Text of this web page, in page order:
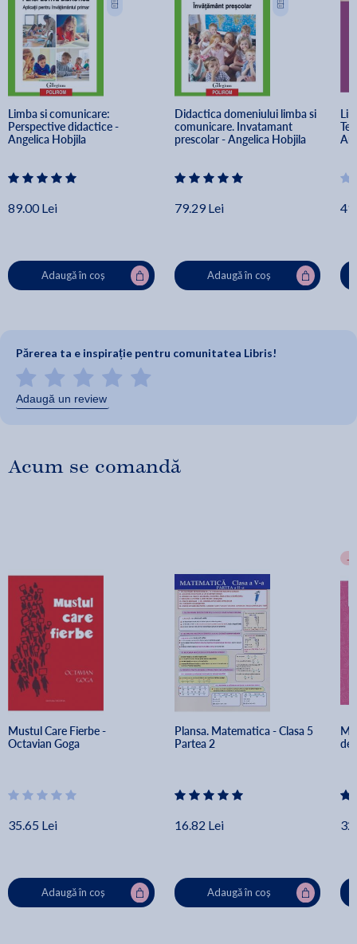
in aceasta problematica, in special pentru profesori,
metodisti, educatori.
Limba si comunicare:
Perspective didactice -
Angelica Hobjila
89.00 Lei
Adaugă în coș
Didactica domeniului limba si
comunicare. Invatamant
prescolar - Angelica Hobjila
79.29 Lei
Adaugă în coș
Părerea ta e inspirație pentru comunitatea Libris!
Adaugă un review
Acum se comandă
Mustul Care Fierbe -
Octavian Goga
35.65 Lei
Adaugă în coș
Plansa. Matematica - Clasa 5
Partea 2
16.82 Lei
Adaugă în coș
-
de